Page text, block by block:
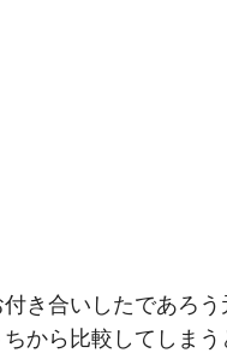
き合いしたであろ
から比較してしま